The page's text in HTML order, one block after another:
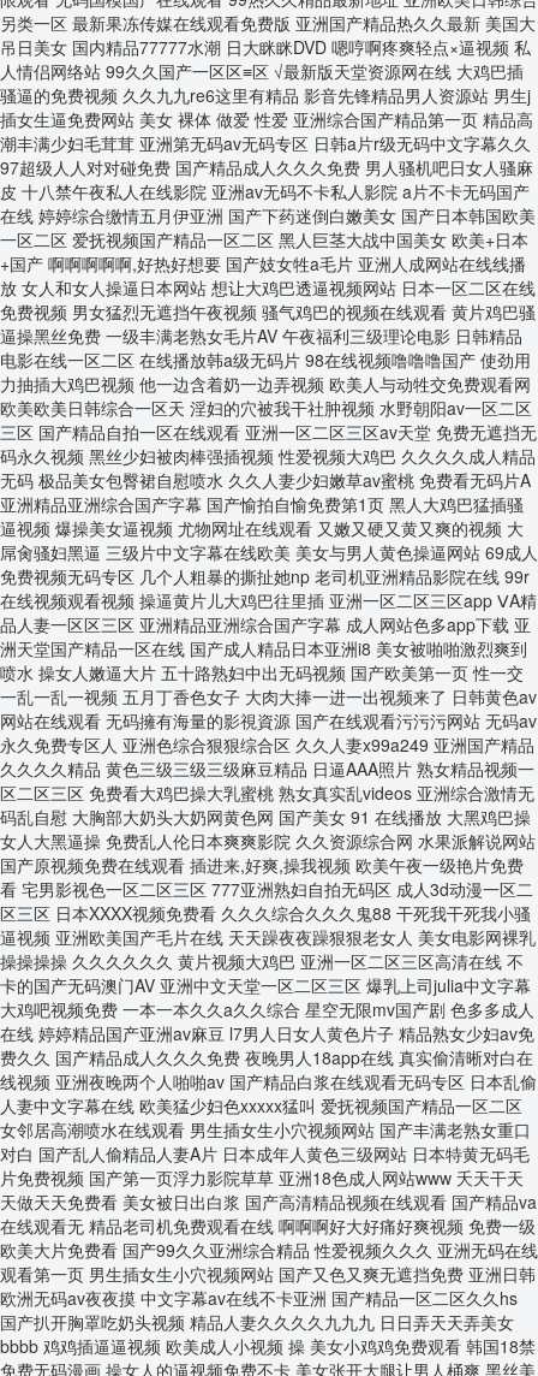
20251107 20251114 20251121
20251128 20251205 20251212
20251219 20251226 20260109
20260116 20260123 20260130
20260206 20260213 20260220
20260306 20260313 20260320
20260327 20260403 20260410
20260417 20260424 20260501
20260508 20260515 20260522
20260529 20260605 20260612
20260619 20260626 20260703
20260710 20260717